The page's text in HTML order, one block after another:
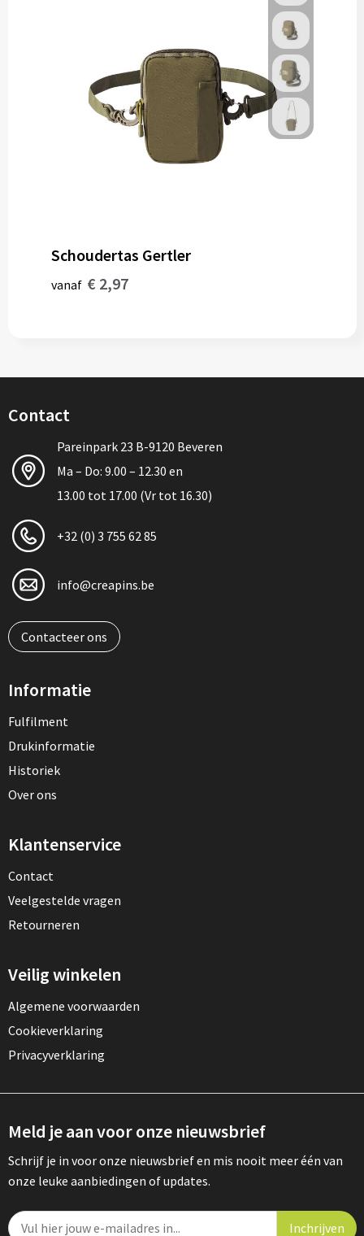
Schoudertas Gertler
vanaf € 2,97
Contact
Pareinpark 23 B-9120 Beveren
Ma – Do: 9.00 – 12.30 en
13.00 tot 17.00 (Vr tot 16.30)
+32 (0) 3 755 62 85
info@creapins.be
Contacteer ons
Informatie
Fulfilment
Drukinformatie
Historiek
Over ons
Klantenservice
Contact
Veelgestelde vragen
Retourneren
Veilig winkelen
Algemene voorwaarden
Cookieverklaring
Privacyverklaring
Meld je aan voor onze nieuwsbrief
Schrijf je in voor onze nieuwsbrief en mis nooit meer één van
onze leuke aanbiedingen of updates.